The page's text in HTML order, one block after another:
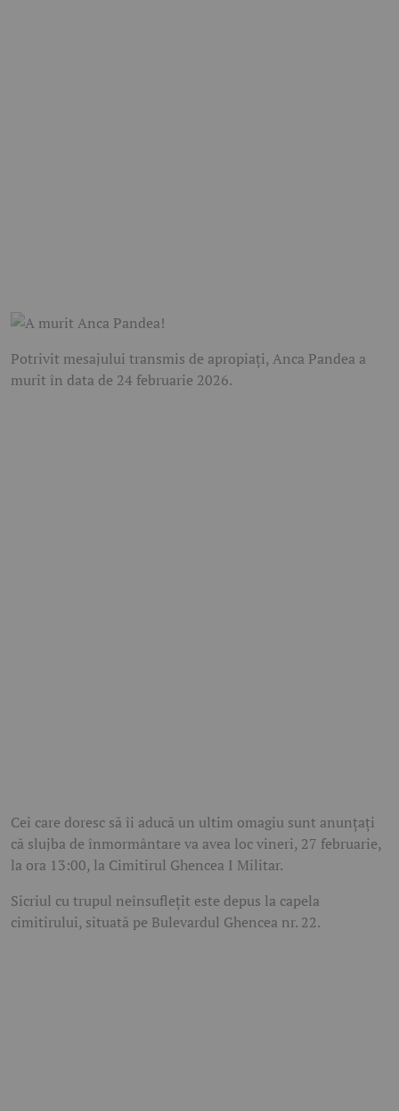
Potrivit mesajului transmis de apropiați, Anca Pandea a
murit în data de 24 februarie 2026.
Cei care doresc să îi aducă un ultim omagiu sunt anunțați
că slujba de înmormântare va avea loc vineri, 27 februarie,
la ora 13:00, la Cimitirul Ghencea I Militar.
Sicriul cu trupul neînsuflețit este depus la capela
cimitirului, situată pe Bulevardul Ghencea nr. 22.